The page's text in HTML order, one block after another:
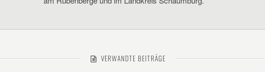
VERWANDTE BEITRÄGE